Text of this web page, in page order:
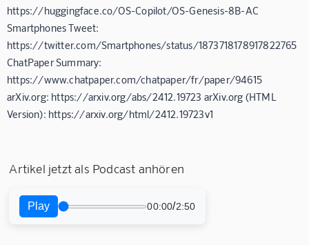
https://huggingface.co/OS-Copilot/OS-Genesis-8B-AC
Smartphones Tweet:
https://twitter.com/Smartphones/status/1873718178917822765
ChatPaper Summary:
https://www.chatpaper.com/chatpaper/fr/paper/94615
arXiv.org: https://arxiv.org/abs/2412.19723 arXiv.org (HTML
Version): https://arxiv.org/html/2412.19723v1
Artikel jetzt als Podcast anhören
Play 00:00/2:50